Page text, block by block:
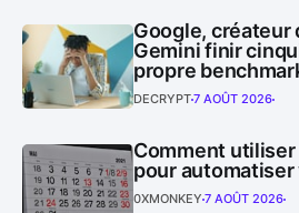
Google, créateur
Gemini finir
propre
DECRYPT7 AOÛT 2026
Comment utiliser
pour automatiser
0XMONKEY 7 AOÛT 2026